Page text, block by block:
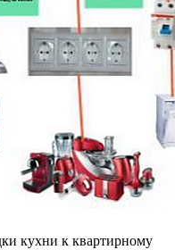
кухни к квартирному